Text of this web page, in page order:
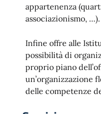
appartenenza
associazionismo, …).
Infine offre alle
possibilità di
proprio piano
un’organizzazione
delle competenze